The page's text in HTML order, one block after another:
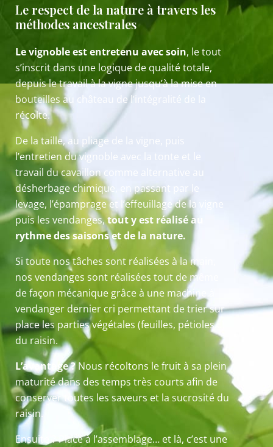
Le respect de la nature à travers les
méthodes ancestrales
Le vignoble est entretenu avec soin, le tout
s’inscrit dans une logique de qualité totale,
depuis le travail à la vigne jusqu’à la mise en
bouteilles au château de l’intégralité de la
récolte.
De la taille, au pliage de la vigne, puis
l’entretien du vignoble avec la tonte et le
travail du cavaillon comme alternative au
désherbage chimique, en passant par le
levage, l’épamprage et l’effeuillage de la vigne
puis les vendanges,tout y est réalisé au
rythme des saisons et de la nature.
Si toute nos tâches sont réalisées à la main,
nos vendanges sont réalisées tout de même
de façon mécanique grâce à une machine à
vendanger dernier cri permettant de trier sur
place les parties végétales (feuilles, pétioles…)
du raisin.
L’avantage ?Nous récoltons le fruit à sa plein
maturité dans des temps très courts afin de
conserver toutes les saveurs et la sucrosité du
raisin.
Ensuite ? Place à l’assemblage… et là, c’est une